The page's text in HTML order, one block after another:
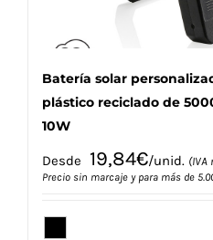
producto
Batería solar
plástico reciclado de
10W
Desde 19,84€/unid. (IVA
Precio sin marcaje y para más de